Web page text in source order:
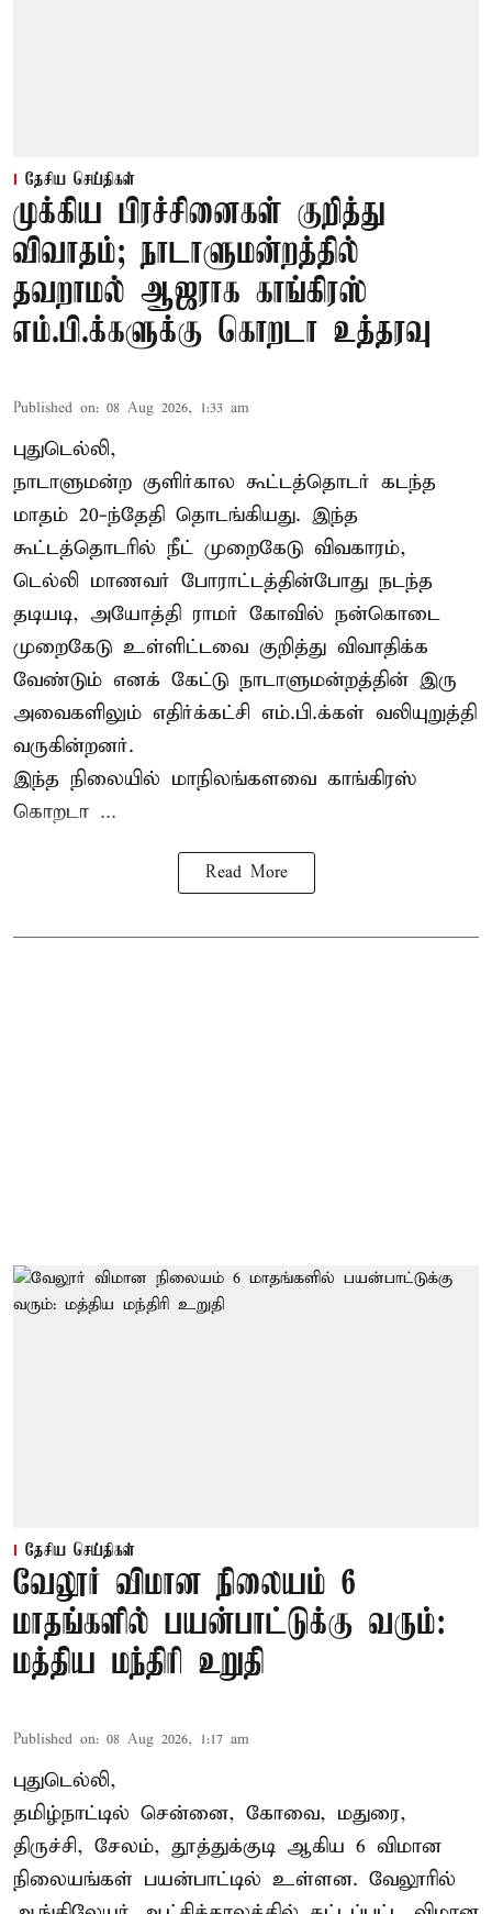
தேசிய செய்திகள்
முக்கிய பிரச்சினைகள் குறித்து
விவாதம்; நாடாளுமன்றத்தில்
தவறாமல் ஆஜராக காங்கிரஸ்
எம்.பி.க்களுக்கு கொறடா உத்தரவு
Published on: 08 Aug 2026, 1:33 am
புதுடெல்லி,
நாடாளுமன்ற குளிர்கால கூட்டத்தொடர் கடந்த
மாதம் 20-ந்தேதி தொடங்கியது. இந்த
கூட்டத்தொடரில் நீட் முறைகேடு விவகாரம்,
டெல்லி மாணவர் போராட்டத்தின்போது நடந்த
தடியடி, அயோத்தி ராமர் கோவில் நன்கொடை
முறைகேடு உள்ளிட்டவை குறித்து விவாதிக்க
வேண்டும் எனக் கேட்டு நாடாளுமன்றத்தின் இரு
அவைகளிலும் எதிர்க்கட்சி எம்.பி.க்கள் வலியுறுத்தி
வருகின்றனர்.
இந்த நிலையில் மாநிலங்களவை காங்கிரஸ்
கொறடா ...
Read More
தேசிய செய்திகள்
வேலூர் விமான நிலையம் 6
மாதங்களில் பயன்பாட்டுக்கு வரும்:
மத்திய மந்திரி உறுதி
Published on: 08 Aug 2026, 1:17 am
புதுடெல்லி,
தமிழ்நாட்டில் சென்னை, கோவை, மதுரை,
திருச்சி, சேலம், தூத்துக்குடி ஆகிய 6 விமான
நிலையங்கள் பயன்பாட்டில் உள்ளன. வேலூரில்